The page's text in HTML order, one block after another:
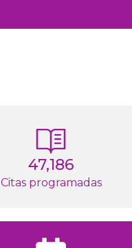
47,186
Citas programadas